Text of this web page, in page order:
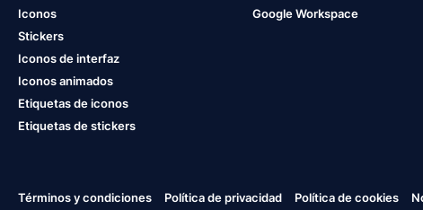
Iconos
Stickers
Iconos de interfaz
Iconos animados
Etiquetas de iconos
Etiquetas de stickers
Google Workspace
Términos y condiciones Política de privacidad Política de cookies